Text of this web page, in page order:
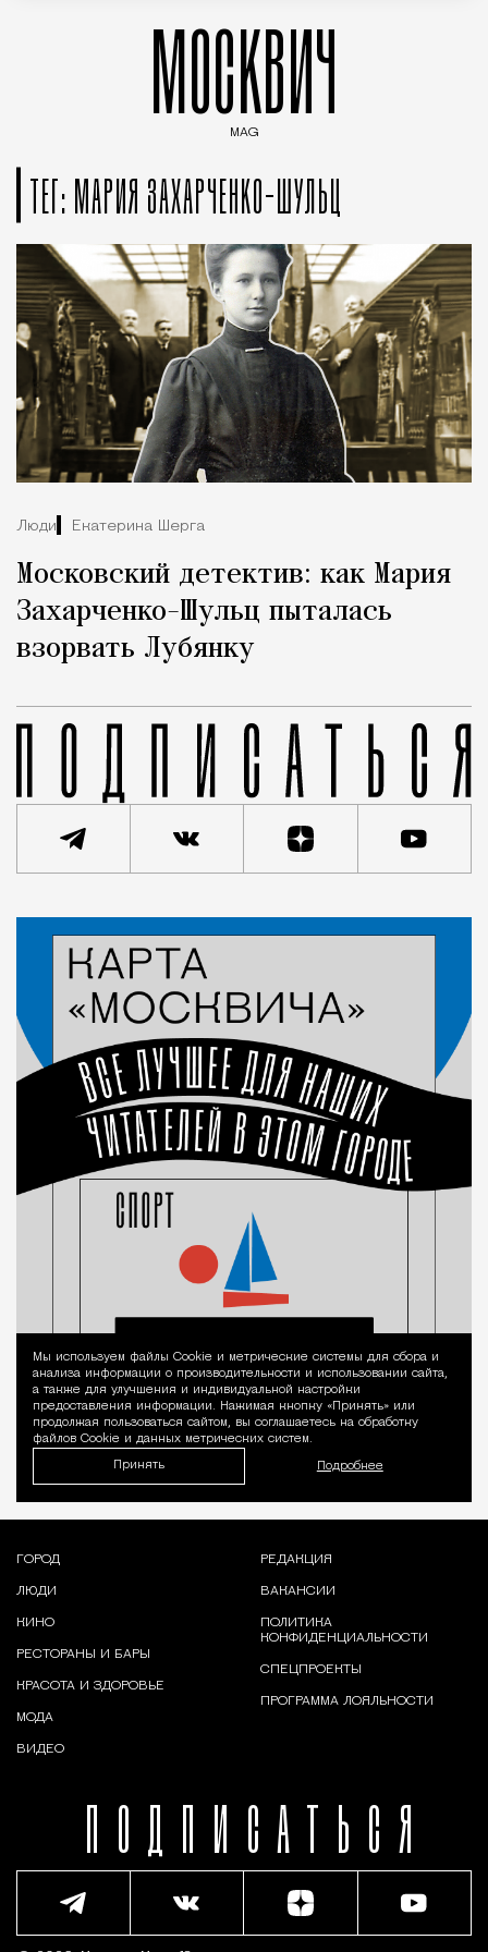
МОСКВИЧ
MAG
ТЕГ: МАРИЯ ЗАХАРЧЕНКО-ШУЛЬЦ
Люди Екатерина Шерга
Московский детектив: как Мария
Захарченко-Шульц пыталась
взорвать Лубянку
Уведомление
Мы используем файлы Сookie и метрические системы для сбора и
анализа информации о производительности и использовании сайта,
а также для улучшения и индивидуальной настройки
предоставления информации. Нажимая кнопку «Принять» или
продолжая пользоваться сайтом, вы соглашаетесь на обработку
файлов Cookie и данных метрических систем.
Принять Подробнее
ПОДПИСАТЬСЯ
ГОРОД
ЛЮДИ
КИНО
РЕСТОРАНЫ И БАРЫ
КРАСОТА И ЗДОРОВЬЕ
МОДА
ВИДЕО
РЕДАКЦИЯ
ВАКАНСИИ
ПОЛИТИКА
КОНФИДЕНЦИАЛЬНОСТИ
СПЕЦПРОЕКТЫ
ПРОГРАММА ЛОЯЛЬНОСТИ